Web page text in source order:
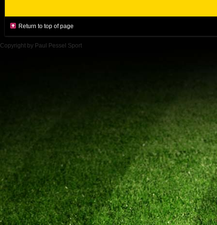
Return to top of page
Copyright by Paul Pessel Sport